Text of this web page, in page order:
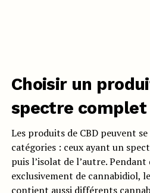
Choisir un
spectre
Les produits de CBD peuvent
catégories : ceux ayant un
puis l’isolat de l’autre.
exclusivement de cannabidiol,
contient aussi différents